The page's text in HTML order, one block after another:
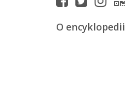
O encyklopedii